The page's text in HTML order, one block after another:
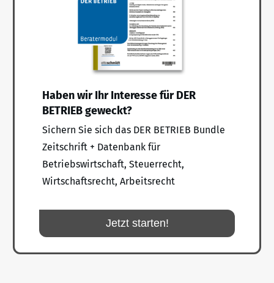
Haben wir Ihr Interesse für DER
BETRIEB geweckt?
Sichern Sie sich das DER BETRIEB Bundle
Zeitschrift + Datenbank für
Betriebswirtschaft, Steuerrecht,
Wirtschaftsrecht, Arbeitsrecht
Jetzt starten!